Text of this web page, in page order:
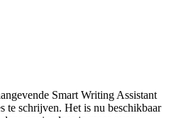
Smart Writing Assistant
te schrijven. Het is nu beschikbaar